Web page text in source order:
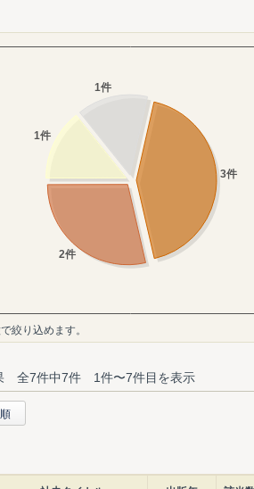
絞り込めます。
全7件中7件 1件〜7件目を表示